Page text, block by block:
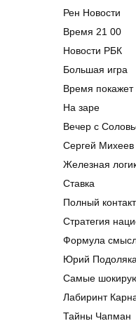
Рен Новости
Время 21 00
Новости РБК
Большая игра
Время покажет
На заре
Вечер с
Сергей Михеев
Железная
Ставка
Полный контакт
Стратегия
Формула
Юрий Подоляка
Самые
Лабиринт
Тайны Чапман